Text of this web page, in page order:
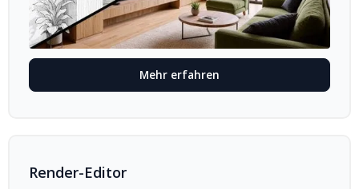
Mehr erfahren
Render-Editor